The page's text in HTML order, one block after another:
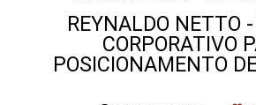
REYNALDO NETTO
CORPORATIVO
POSICIONAMENTO